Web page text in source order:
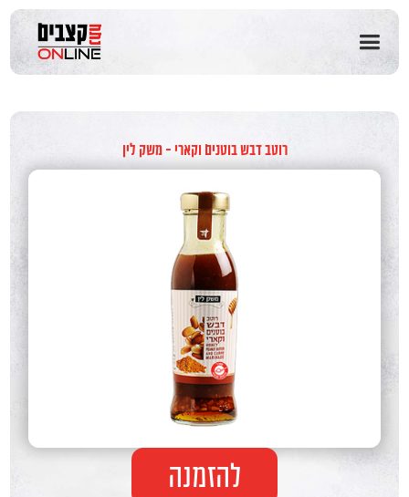
שִׂים
בְּאֲתָר
זֶה
נָגִישׁ
לִנְגִישׁוּת
רוטב דבש בוטנים וקארי - משק לין
להזמנה